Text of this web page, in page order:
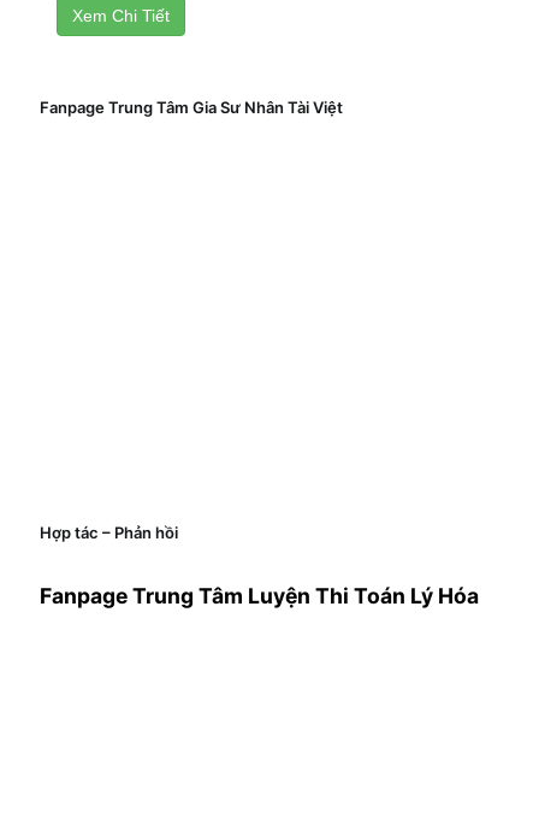
Xem Chi Tiết
Fanpage Trung Tâm Gia Sư Nhân Tài Việt
Hợp tác – Phản hồi
Fanpage Trung Tâm Luyện Thi Toán Lý Hóa